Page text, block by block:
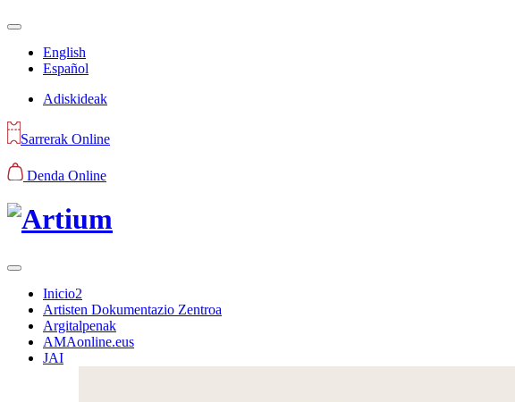
English
Español
Adiskideak
Sarrerak Online
Denda Online
Inicio2
Artisten Dokumentazio Zentroa
Argitalpenak
AMAonline.eus
JAI